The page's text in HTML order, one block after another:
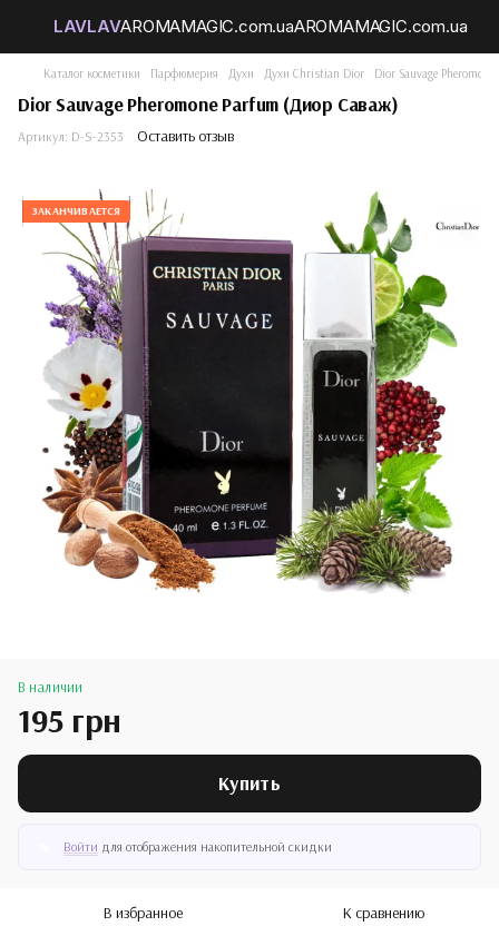
Каталог косметики Парфюмерия Духи Духи Christian Dior Dior Sauvage
Dior Sauvage Pheromone Parfum (Диор Саваж)
Артикул: D-S-2353 Оставить отзыв
ЗАКАНЧИВАЕТСЯ
В наличии
195 грн
Купить
Войти для отображения накопительной скидки
В избранное К сравнению